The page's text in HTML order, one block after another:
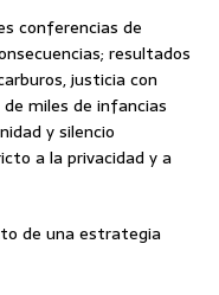
conferencias de
resultados
justicia con
miles de infancias
y silencio
a la privacidad y a
de una estrategia